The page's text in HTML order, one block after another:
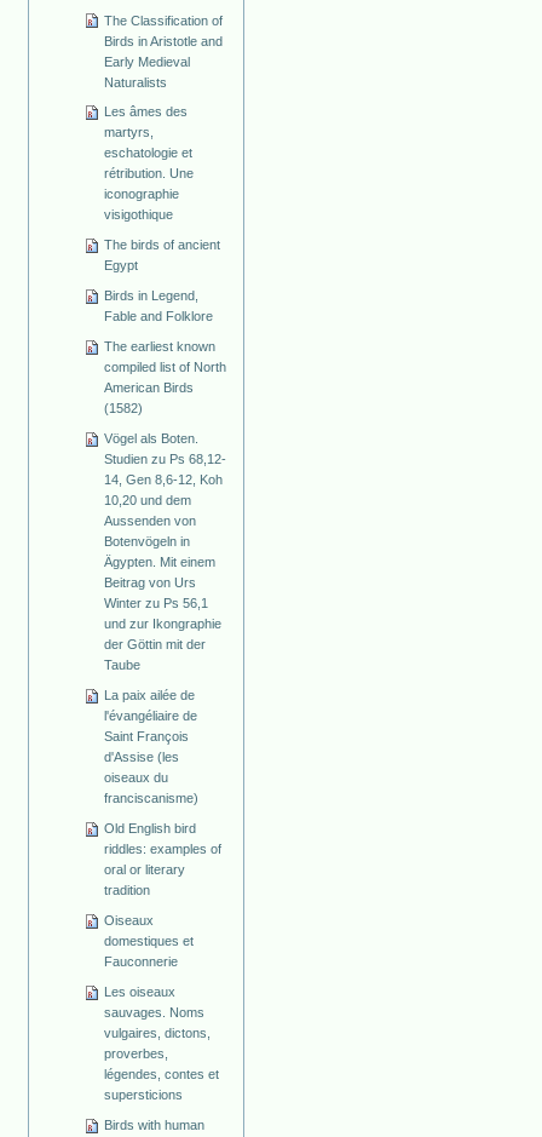
The Classification of
Birds in Aristotle and
Early Medieval
Naturalists
Les âmes des
martyrs,
eschatologie et
rétribution. Une
iconographie
visigothique
The birds of ancient
Egypt
Birds in Legend,
Fable and Folklore
The earliest known
compiled list of North
American Birds
(1582)
Vögel als Boten.
Studien zu Ps 68,12-
14, Gen 8,6-12, Koh
10,20 und dem
Aussenden von
Botenvögeln in
Ägypten. Mit einem
Beitrag von Urs
Winter zu Ps 56,1
und zur Ikongraphie
der Göttin mit der
Taube
La paix ailée de
l'évangéliaire de
Saint François
d'Assise (les
oiseaux du
franciscanisme)
Old English bird
riddles: examples of
oral or literary
tradition
Oiseaux
domestiques et
Fauconnerie
Les oiseaux
sauvages. Noms
vulgaires, dictons,
proverbes,
légendes, contes et
supersticions
Birds with human